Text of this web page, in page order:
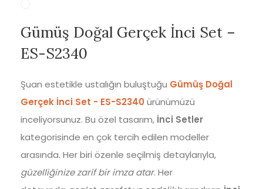
Gümüş Doğal Gerçek İnci Set –
ES-S2340
Şuan estetikle ustalığın buluştuğu Gümüş Doğal
Gerçek İnci Set - ES-S2340ürünümüzü
inceliyorsunuz. Bu özel tasarım, İnci Setler
kategorisinde en çok tercih edilen modeller
arasında. Her biri özenle seçilmiş detaylarıyla,
güzelliğinize zarif bir imza atar. Her